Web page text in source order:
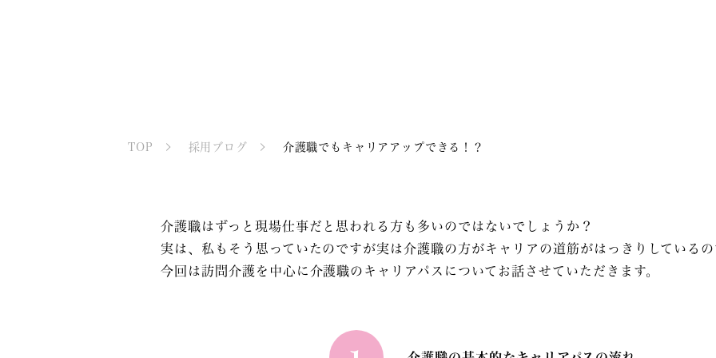
TOP 採用ブログ 介護職でもキャリアアップできる！？
介護職はずっと現場仕事だと思われる方も多いのではないでしょうか？
実は、私もそう思っていたのですが実は介護職の方がキャリアの道筋がはっきりしているの
今回は訪問介護を中心に介護職のキャリアパスについてお話させていただきます。